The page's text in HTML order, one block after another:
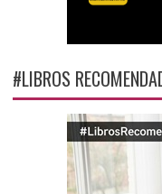
#LIBROS